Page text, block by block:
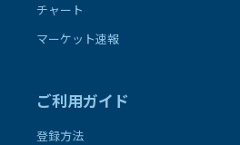
チャート
マーケット速報
ご利用ガイド
登録方法